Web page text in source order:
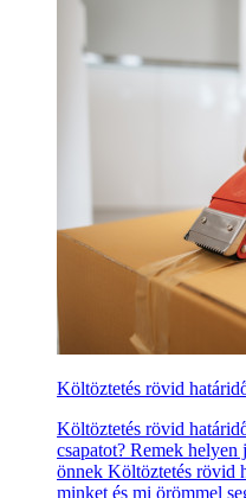
Költöztetés rövid
Költöztetés rövid
csapatot? Remek
önnek Költöztetés rövid
minket és mi örömmel